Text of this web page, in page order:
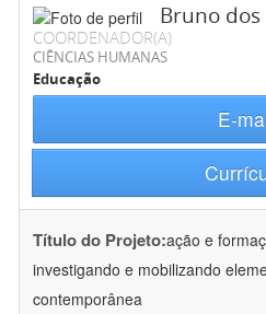
Bruno dos
COORDENADOR(A)
CIÊNCIAS HUMANAS
Educação
E-
Título do Projeto:ação e
investigando e mobilizando
contemporânea